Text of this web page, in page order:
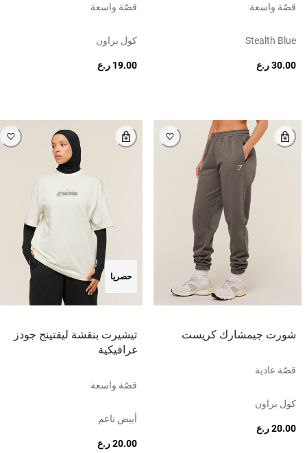
قصّة واسعة
Stealth Blue
30.00 ر.ع
قصّة واسعة
كول براون
19.00 ر.ع
شورت جيمشارك كريست
قصّة عادية
كول براون
20.00 ر.ع
حصريا
تيشيرت بنقشة ليفتينج جودز
غرافيكية
قصّة واسعة
أبيض ناعم
20.00 ر.ع